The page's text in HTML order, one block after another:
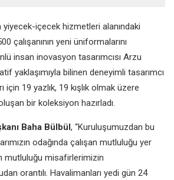
yiyecek-içecek hizmetleri alanındaki
çalışanının yeni üniformalarını
insan inovasyon tasarımcısı Arzu
yaklaşımıyla bilinen deneyimli tasarımcı
için 19 yazlık, 19 kışlık olmak üzere
bir koleksiyon hazırladı.
Baha Bülbül, “Kuruluşumuzdan bu
odağında çalışan mutluluğu yer
mutluluğu misafirlerimizin
orantılı. Havalimanları yedi gün 24